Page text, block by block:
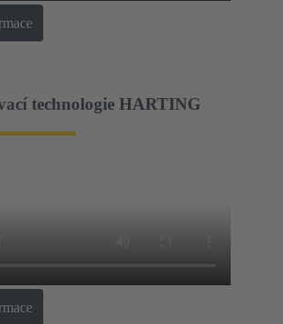
technologie HARTING